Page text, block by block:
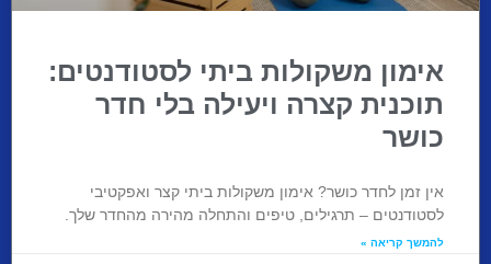
אימון משקולות ביתי לסטודנטים:
תוכנית קצרה ויעילה בלי חדר
כושר
אין זמן לחדר כושר? אימון משקולות ביתי קצר ואפקטיבי
לסטודנטים – תרגילים, טיפים והתחלה מהירה מהחדר שלך.
להמשך קריאה »